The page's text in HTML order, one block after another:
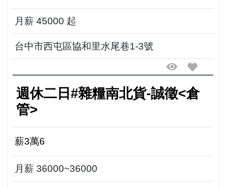
約3個月後遷廠至: .后里區三豐路三段123號 (正
隆紙廠大門對面)
月薪 45000 起
台中市西屯區協和里水尾巷1-3號
週休二日#雜糧南北貨-誠徵<倉
管>
薪3萬6
月薪 36000~36000